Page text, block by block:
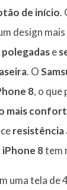
de início.
design
e
. O
8, o que
mais
resistência
iPhone 8tem
uma tela de